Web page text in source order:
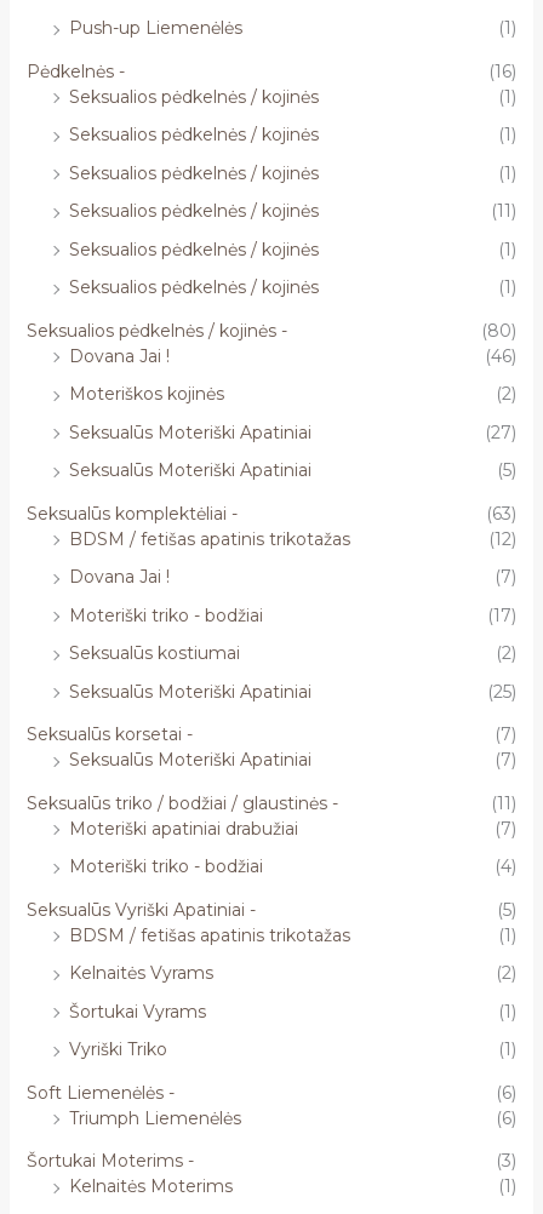
Push-up Liemenėlės
(1)
Pėdkelnės -
(16)
Seksualios pėdkelnės / kojinės
(1)
Seksualios pėdkelnės / kojinės
(1)
Seksualios pėdkelnės / kojinės
(1)
Seksualios pėdkelnės / kojinės
(11)
Seksualios pėdkelnės / kojinės
(1)
Seksualios pėdkelnės / kojinės
(1)
Seksualios pėdkelnės / kojinės -
(80)
Dovana Jai !
(46)
Moteriškos kojinės
(2)
Seksualūs Moteriški Apatiniai
(27)
Seksualūs Moteriški Apatiniai
(5)
Seksualūs komplektėliai -
(63)
BDSM / fetišas apatinis trikotažas
(12)
Dovana Jai !
(7)
Moteriški triko - bodžiai
(17)
Seksualūs kostiumai
(2)
Seksualūs Moteriški Apatiniai
(25)
Seksualūs korsetai -
(7)
Seksualūs Moteriški Apatiniai
(7)
Seksualūs triko / bodžiai / glaustinės -
(11)
Moteriški apatiniai drabužiai
(7)
Moteriški triko - bodžiai
(4)
Seksualūs Vyriški Apatiniai -
(5)
BDSM / fetišas apatinis trikotažas
(1)
Kelnaitės Vyrams
(2)
Šortukai Vyrams
(1)
Vyriški Triko
(1)
Soft Liemenėlės -
(6)
Triumph Liemenėlės
(6)
Šortukai Moterims -
(3)
Kelnaitės Moterims
(1)